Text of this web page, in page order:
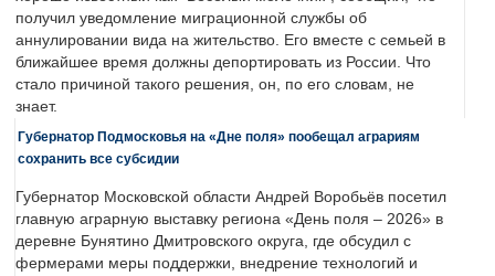
получил уведомление миграционной службы об
аннулировании вида на жительство. Его вместе с семьей в
ближайшее время должны депортировать из России. Что
стало причиной такого решения, он, по его словам, не
знает.
Губернатор Подмосковья на «Дне поля» пообещал аграриям
сохранить все субсидии
Губернатор Московской области Андрей Воробьёв посетил
главную аграрную выставку региона «День поля – 2026» в
деревне Бунятино Дмитровского округа, где обсудил с
фермерами меры поддержки, внедрение технологий и